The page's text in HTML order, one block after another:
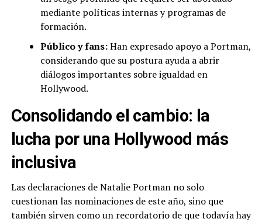
mediante políticas internas y programas de
formación.
Público y fans:Han expresado apoyo a Portman,
considerando que su postura ayuda a abrir
diálogos importantes sobre igualdad en
Hollywood.
Consolidando el cambio: la
lucha por una Hollywood más
inclusiva
Las declaraciones de Natalie Portman no solo
cuestionan las nominaciones de este año, sino que
también sirven como un recordatorio de que todavía hay